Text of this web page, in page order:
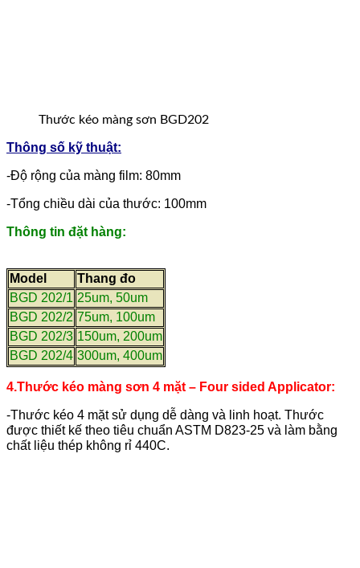
Thước kéo màng sơn BGD202
Thông số kỹ thuật:
-Độ rộng của màng film: 80mm
-Tổng chiều dài của thước: 100mm
Thông tin đặt hàng:
Model
Thang đo
BGD 202/1 25um, 50um
BGD 202/2 75um, 100um
BGD 202/3 150um, 200um
BGD 202/4 300um, 400um
4.Thước kéo màng sơn 4 mặt – Four sided Applicator:
-Thước kéo 4 mặt sử dụng dễ dàng và linh hoạt. Thước
được thiết kế theo tiêu chuẩn ASTM D823-25 và làm bằng
chất liệu thép không rỉ 440C.